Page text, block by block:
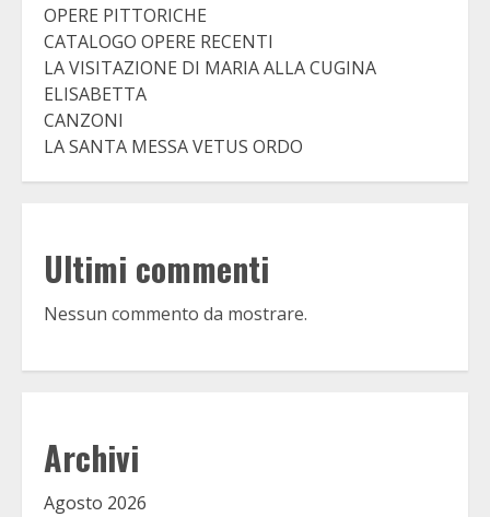
OPERE PITTORICHE
CATALOGO OPERE RECENTI
LA VISITAZIONE DI MARIA ALLA CUGINA
ELISABETTA
CANZONI
LA SANTA MESSA VETUS ORDO
Ultimi commenti
Nessun commento da mostrare.
Archivi
Agosto 2026